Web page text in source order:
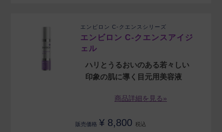
エンビロン C-クエンスシリーズ
エンビロン C-クエンスアイジ
ェル
ハリとうるおいのある若々しい
印象の肌に導く目元用美容液
商品詳細を見る»
販売価格 ¥ 8,800 税込